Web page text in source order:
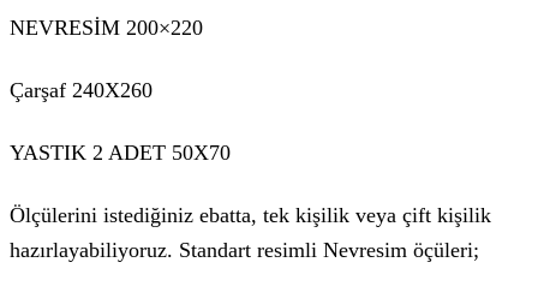
NEVRESİM 200×220
Çarşaf 240X260
YASTIK 2 ADET 50X70
Ölçülerini istediğiniz ebatta, tek kişilik veya çift kişilik
hazırlayabiliyoruz. Standart resimli Nevresim öçüleri;